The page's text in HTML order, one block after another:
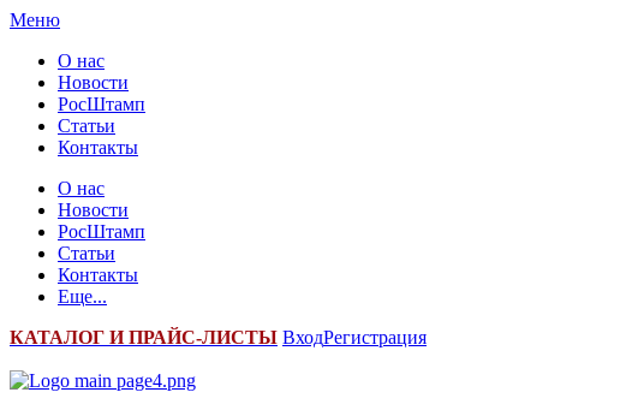
Меню
О нас
Новости
РосШтамп
Статьи
Контакты
О нас
Новости
РосШтамп
Статьи
Контакты
Еще...
КАТАЛОГ И ПРАЙС-ЛИСТЫ ВходРегистрация